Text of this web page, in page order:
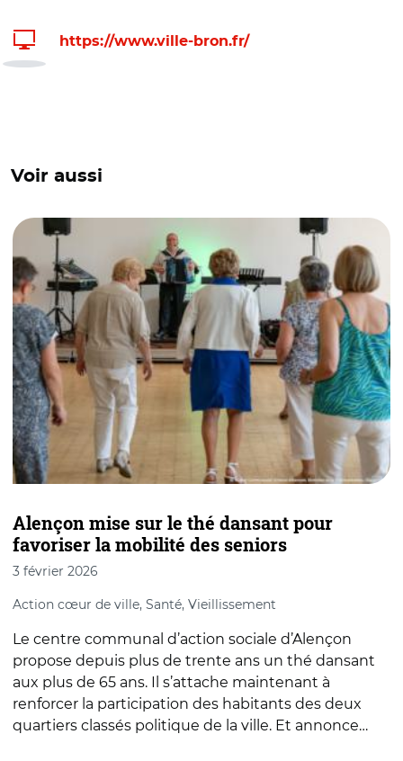
https://www.ville-bron.fr/
Voir aussi
Alençon mise sur le thé dansant pour
favoriser la mobilité des seniors
3 février 2026
Action cœur de ville, Santé, Vieillissement
Le centre communal d’action sociale d’Alençon
propose depuis plus de trente ans un thé dansant
aux plus de 65 ans. Il s’attache maintenant à
renforcer la participation des habitants des deux
quartiers classés politique de la ville. Et annonce…